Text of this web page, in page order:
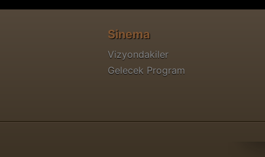
Sinema
Vizyondakiler
Gelecek Program